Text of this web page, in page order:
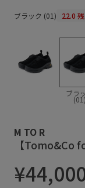
ブラック (01) 22.0
ブラ
(01)
M TO R
【Tomo&Co